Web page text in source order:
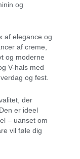
og
af elegance og
af creme,
og moderne
V-hals med
og fest.
der
er ideel
– uanset om
vil føle dig